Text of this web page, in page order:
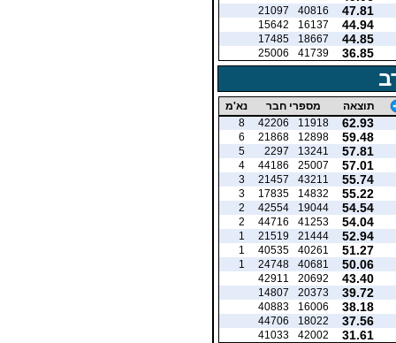
47.81
40816
21097
44.94
16137
15642
44.85
18667
17485
36.85
41739
25006
תוצאה מספרי חבר נא'מ
62.93
11918
42206
8
59.48
12898
21868
6
57.81
13241
2297
5
57.01
25007
44186
4
55.74
43211
21457
3
55.22
14832
17835
3
54.54
19044
42554
2
54.04
41253
44716
2
52.94
21444
21519
1
51.27
40261
40535
1
50.06
40681
24748
1
43.40
20692
42911
39.72
20373
14807
38.18
16006
40883
37.56
18022
44706
31.61
42002
41033